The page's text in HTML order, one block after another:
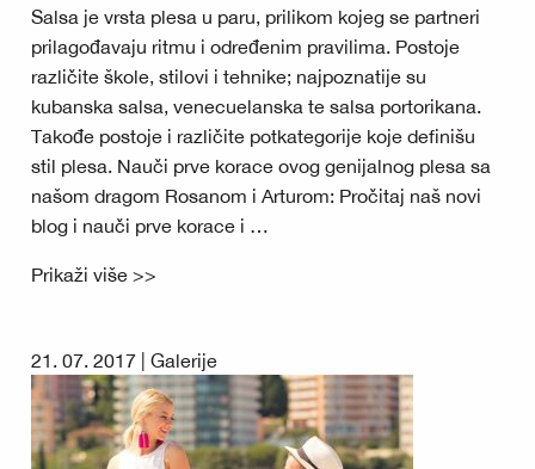
Salsa je vrsta plesa u paru, prilikom kojeg se partneri
prilagođavaju ritmu i određenim pravilima. Postoje
različite škole, stilovi i tehnike; najpoznatije su
kubanska salsa, venecuelanska te salsa portorikana.
Takođe postoje i različite potkategorije koje definišu
stil plesa. Nauči prve korace ovog genijalnog plesa sa
našom dragom Rosanom i Arturom: Pročitaj naš novi
blog i nauči prve korace i …
Prikaži više >>
21. 07. 2017 | Galerije